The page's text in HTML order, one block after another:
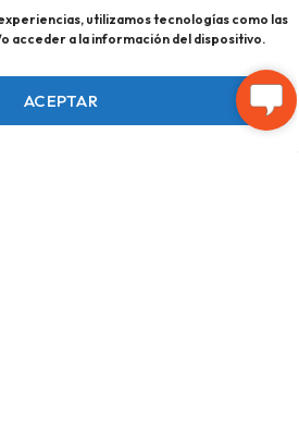
utilizamos tecnologías como las
acceder a la información del dispositivo.
ACEPTAR
relaciones comerciales a
más racional. Por otro
suelen ser transacciones
por las necesidades y
final.